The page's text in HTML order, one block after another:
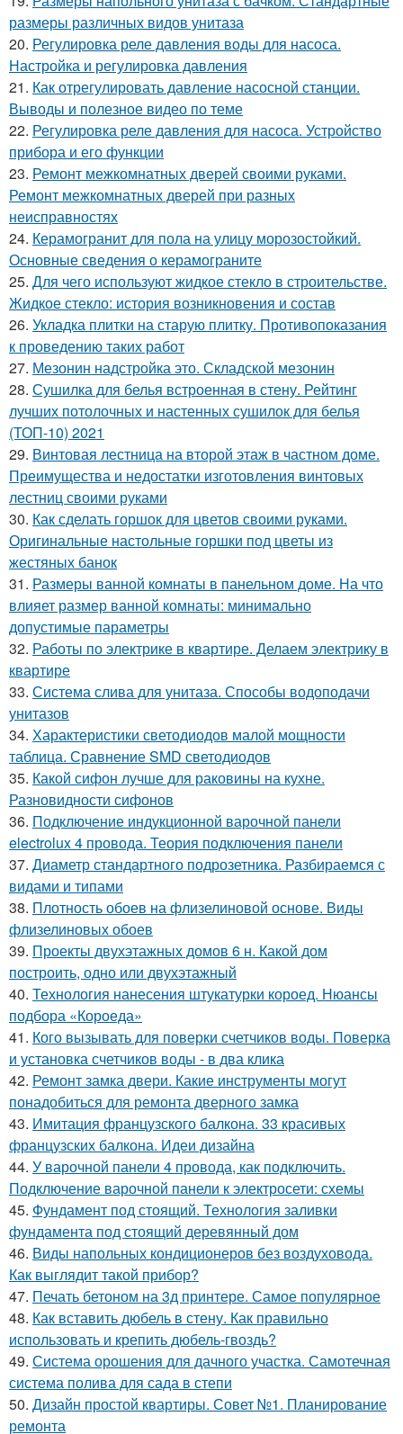
размеры различных видов унитаза
20. Регулировка реле давления воды для насоса.
Настройка и регулировка давления
21. Как отрегулировать давление насосной станции.
Выводы и полезное видео по теме
22. Регулировка реле давления для насоса. Устройство
прибора и его функции
23. Ремонт межкомнатных дверей своими руками.
Ремонт межкомнатных дверей при разных
неисправностях
24. Керамогранит для пола на улицу морозостойкий.
Основные сведения о керамограните
25. Для чего используют жидкое стекло в строительстве.
Жидкое стекло: история возникновения и состав
26. Укладка плитки на старую плитку. Противопоказания
к проведению таких работ
27. Мезонин надстройка это. Складской мезонин
28. Сушилка для белья встроенная в стену. Рейтинг
лучших потолочных и настенных сушилок для белья
(ТОП-10) 2021
29. Винтовая лестница на второй этаж в частном доме.
Преимущества и недостатки изготовления винтовых
лестниц своими руками
30. Как сделать горшок для цветов своими руками.
Оригинальные настольные горшки под цветы из
жестяных банок
31. Размеры ванной комнаты в панельном доме. На что
влияет размер ванной комнаты: минимально
допустимые параметры
32. Работы по электрике в квартире. Делаем электрику в
квартире
33. Система слива для унитаза. Способы водоподачи
унитазов
34. Характеристики светодиодов малой мощности
таблица. Сравнение SMD светодиодов
35. Какой сифон лучше для раковины на кухне.
Разновидности сифонов
36. Подключение индукционной варочной панели
electrolux 4 провода. Теория подключения панели
37. Диаметр стандартного подрозетника. Разбираемся с
видами и типами
38. Плотность обоев на флизелиновой основе. Виды
флизелиновых обоев
39. Проекты двухэтажных домов 6 н. Какой дом
построить, одно или двухэтажный
40. Технология нанесения штукатурки короед. Нюансы
подбора «Короеда»
41. Кого вызывать для поверки счетчиков воды. Поверка
и установка счетчиков воды - в два клика
42. Ремонт замка двери. Какие инструменты могут
понадобиться для ремонта дверного замка
43. Имитация французского балкона. 33 красивых
французских балкона. Идеи дизайна
44. У варочной панели 4 провода, как подключить.
Подключение варочной панели к электросети: схемы
45. Фундамент под стоящий. Технология заливки
фундамента под стоящий деревянный дом
46. Виды напольных кондиционеров без воздуховода.
Как выглядит такой прибор?
47. Печать бетоном на 3д принтере. Самое популярное
48. Как вставить дюбель в стену. Как правильно
использовать и крепить дюбель-гвоздь?
49. Система орошения для дачного участка. Самотечная
система полива для сада в степи
50. Дизайн простой квартиры. Совет №1. Планирование
ремонта